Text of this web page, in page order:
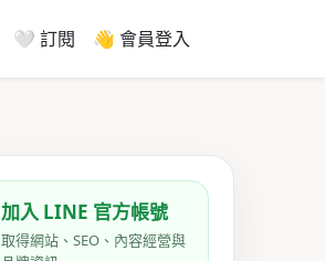
🤍 訂閱 👋 會員登入
加入 LINE 官方帳號
取得網站、SEO、內容經營與